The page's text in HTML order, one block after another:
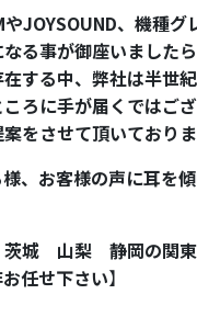
JOYSOUND、機種グ
る事が御座いました
する中、弊社は半世
ろに手が届くではご
をさせて頂いておりま
、お客様の声に耳を
山梨 静岡の関東
任せ下さい】